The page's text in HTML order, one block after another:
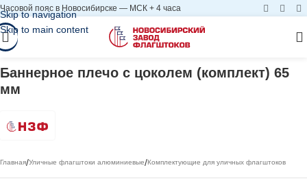
Skip to navigation
Skip to main content
Часовой пояс в Новосибирске — МСК + 4 часа
Баннерное плечо с цоколем (комплект) 65
мм
Главная/Уличные флагштоки алюминиевые/Комплектующие для уличных флагштоков